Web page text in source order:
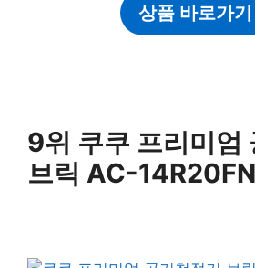
상품 바로가기
9위 쿠쿠 프리미엄
브릭 AC-